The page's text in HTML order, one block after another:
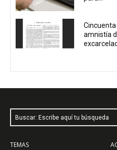
amnistía
Buscar: Escribe aquí tu búsqueda
TEMAS